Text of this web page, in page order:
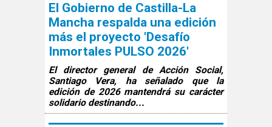
El Gobierno de Castilla-La
Mancha respalda una edición
más el proyecto 'Desafío
Inmortales PULSO 2026'
El director general de Acción Social,
Santiago Vera, ha señalado que la
edición de 2026 mantendrá su carácter
solidario destinando...